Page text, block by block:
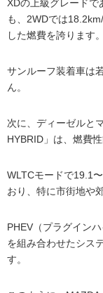
XDの上級グレード
も、2WDでは
した燃費を誇ります。
サンルーフ装着車は
ん。
次に、ディーゼルと
HYBRID」は、燃費
WLTCモードで19.1
おり、特に市街地や
PHEV（プラグイン
を組み合わせたシス
す。